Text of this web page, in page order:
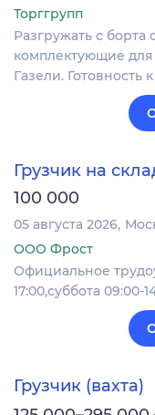
Торггрупп
Разгружать с борта
комплектующие для
Газели. Готовность
Грузчик на
100 000
05 августа 2026
ООО Фрост
Официальное
17:00,суббота 09:00-
Грузчик (вахта)